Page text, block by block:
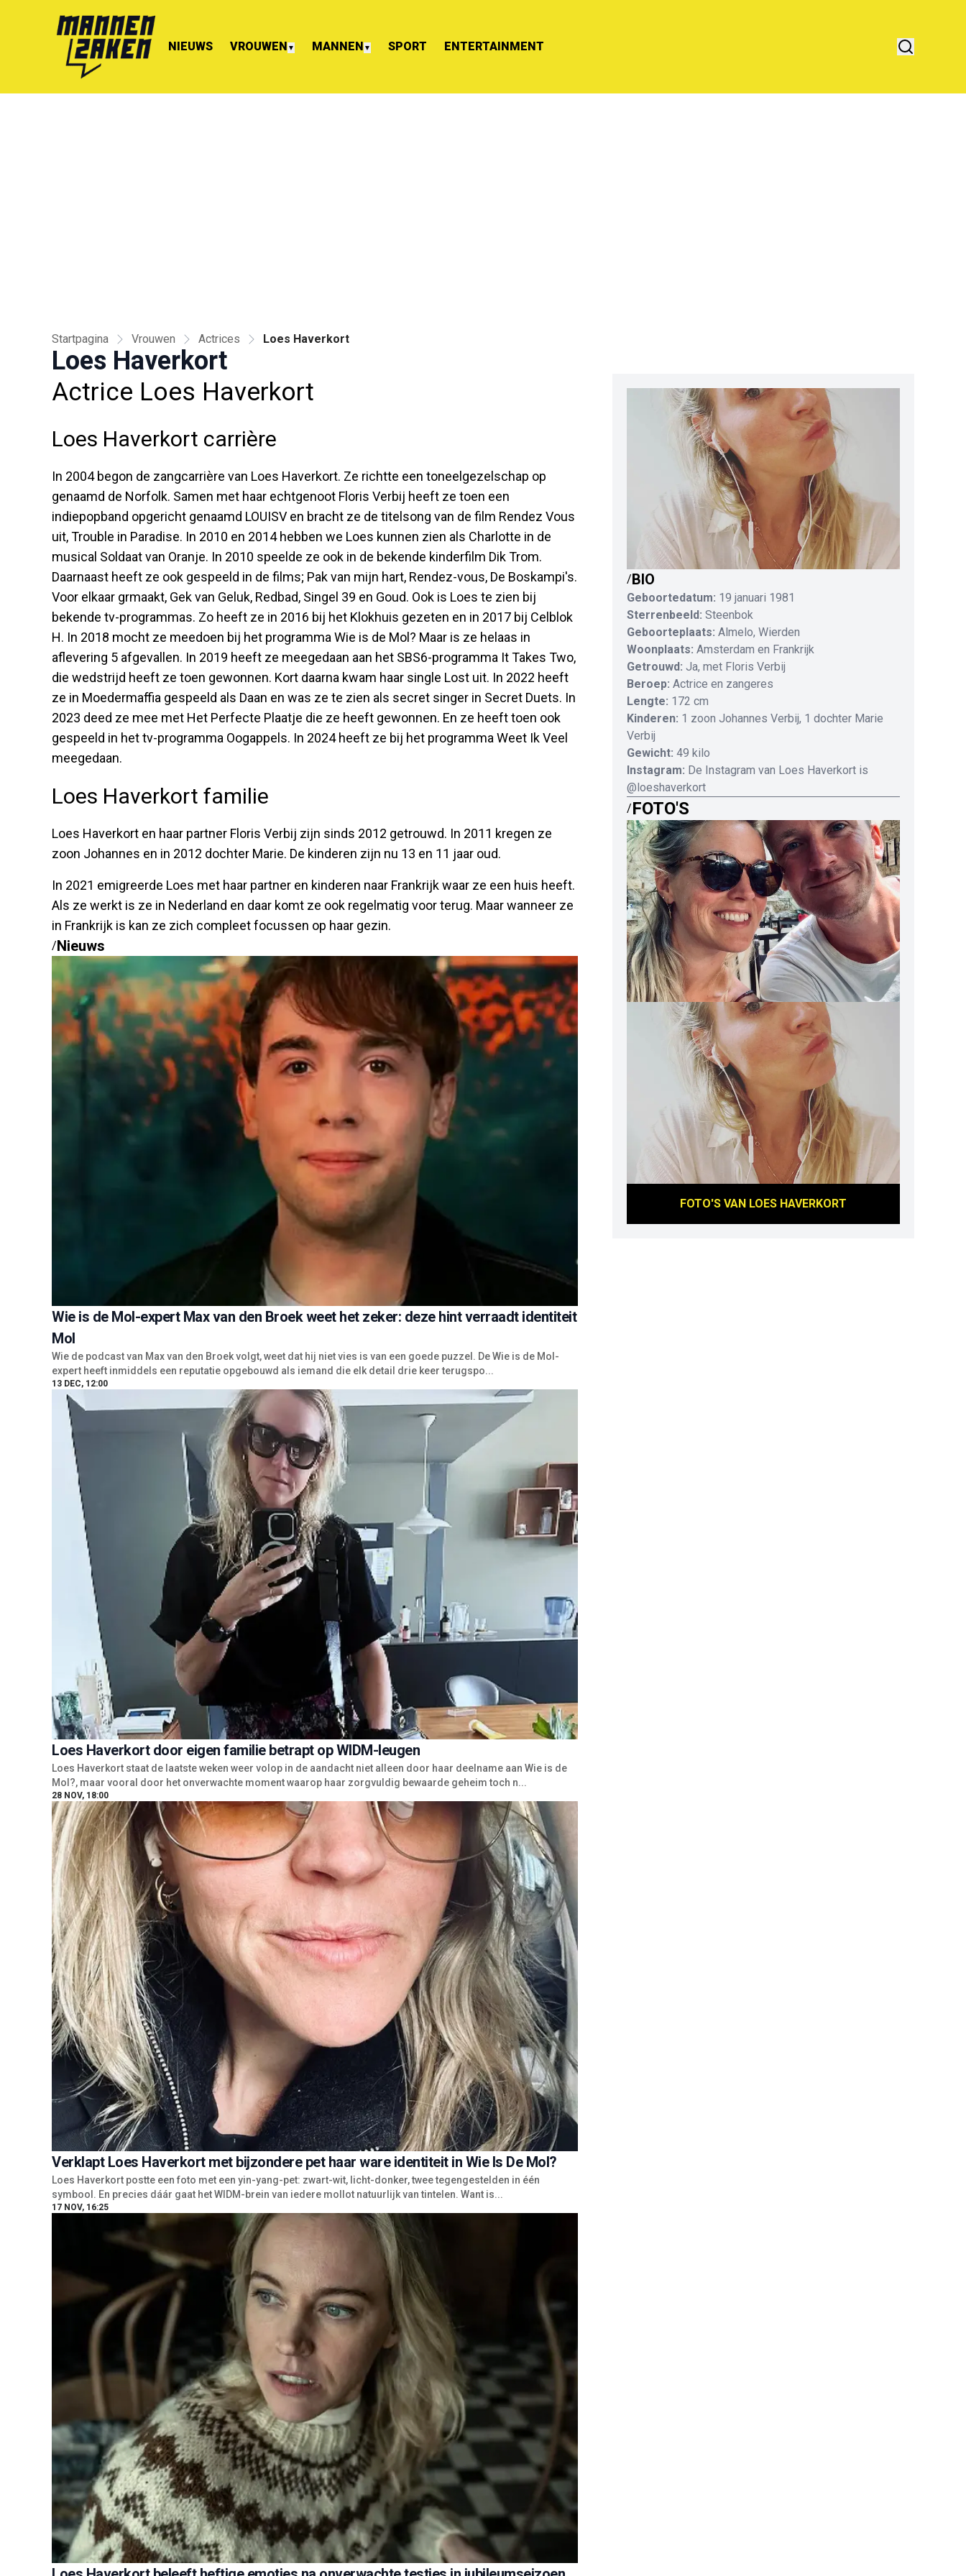
NIEUWS VROUWEN ▼ MANNEN ▼ SPORT ENTERTAINMENT
Startpagina Vrouwen Actrices Loes Haverkort
Loes Haverkort
Actrice Loes Haverkort
Loes Haverkort carrière
In 2004 begon de zangcarrière van Loes Haverkort. Ze richtte een toneelgezelschap op
genaamd de Norfolk. Samen met haar echtgenoot Floris Verbij heeft ze toen een
indiepopband opgericht genaamd LOUISV en bracht ze de titelsong van de film Rendez Vous
uit, Trouble in Paradise. In 2010 en 2014 hebben we Loes kunnen zien als Charlotte in de
musical Soldaat van Oranje. In 2010 speelde ze ook in de bekende kinderfilm Dik Trom.
Daarnaast heeft ze ook gespeeld in de films; Pak van mijn hart, Rendez-vous, De Boskampi's.
Voor elkaar grmaakt, Gek van Geluk, Redbad, Singel 39 en Goud. Ook is Loes te zien bij
bekende tv-programmas. Zo heeft ze in 2016 bij het Klokhuis gezeten en in 2017 bij Celblok
H. In 2018 mocht ze meedoen bij het programma Wie is de Mol? Maar is ze helaas in
aflevering 5 afgevallen. In 2019 heeft ze meegedaan aan het SBS6-programma It Takes Two,
die wedstrijd heeft ze toen gewonnen. Kort daarna kwam haar single Lost uit. In 2022 heeft
ze in Moedermaffia gespeeld als Daan en was ze te zien als secret singer in Secret Duets. In
2023 deed ze mee met Het Perfecte Plaatje die ze heeft gewonnen. En ze heeft toen ook
gespeeld in het tv-programma Oogappels. In 2024 heeft ze bij het programma Weet Ik Veel
meegedaan.
Loes Haverkort familie
Loes Haverkort en haar partner Floris Verbij zijn sinds 2012 getrouwd. In 2011 kregen ze
zoon Johannes en in 2012 dochter Marie. De kinderen zijn nu 13 en 11 jaar oud.
In 2021 emigreerde Loes met haar partner en kinderen naar Frankrijk waar ze een huis heeft.
Als ze werkt is ze in Nederland en daar komt ze ook regelmatig voor terug. Maar wanneer ze
in Frankrijk is kan ze zich compleet focussen op haar gezin.
/Nieuws
Wie is de Mol-expert Max van den Broek weet het zeker: deze hint verraadt identiteit
Mol
Wie de podcast van Max van den Broek volgt, weet dat hij niet vies is van een goede puzzel. De Wie is de Mol-
expert heeft inmiddels een reputatie opgebouwd als iemand die elk detail drie keer terugspo...
13 DEC, 12:00
Loes Haverkort door eigen familie betrapt op WIDM-leugen
Loes Haverkort staat de laatste weken weer volop in de aandacht niet alleen door haar deelname aan Wie is de
Mol?, maar vooral door het onverwachte moment waarop haar zorgvuldig bewaarde geheim toch n...
28 NOV, 18:00
Verklapt Loes Haverkort met bijzondere pet haar ware identiteit in Wie Is De Mol?
Loes Haverkort postte een foto met een yin-yang-pet: zwart-wit, licht-donker, twee tegengestelden in één
symbool. En precies dáár gaat het WIDM-brein van iedere mollot natuurlijk van tintelen. Want is...
17 NOV, 16:25
/ BIO
Geboortedatum: 19 januari 1981
Sterrenbeeld: Steenbok
Geboorteplaats: Almelo, Wierden
Woonplaats: Amsterdam en Frankrijk
Getrouwd: Ja, met Floris Verbij
Beroep: Actrice en zangeres
Lengte: 172 cm
Kinderen: 1 zoon Johannes Verbij, 1 dochter Marie
Verbij
Gewicht: 49 kilo
Instagram: De Instagram van Loes Haverkort is
@loeshaverkort
/FOTO'S
FOTO'S VAN LOES HAVERKORT